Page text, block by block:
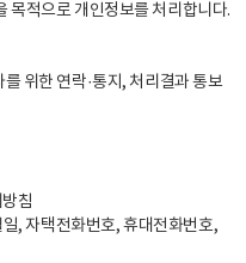
목적으로 개인정보를 처리합니다.
위한 연락·통지, 처리결과 통보
침
, 자택전화번호, 휴대전화번호,